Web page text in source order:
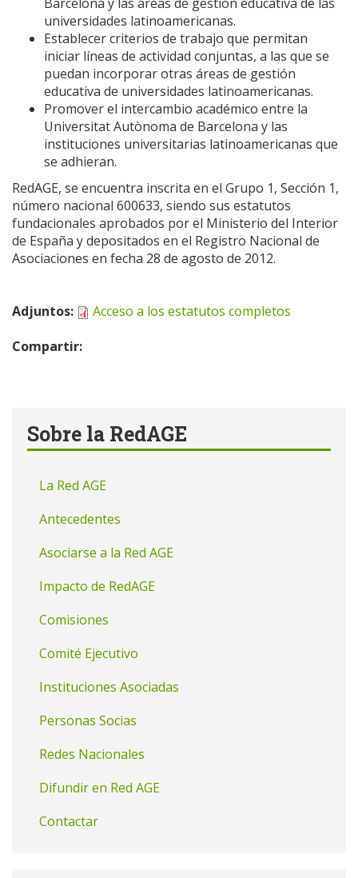
universidades latinoamericanas.
Establecer criterios de trabajo que permitan
iniciar líneas de actividad conjuntas, a las que se
puedan incorporar otras áreas de gestión
educativa de universidades latinoamericanas.
Promover el intercambio académico entre la
Universitat Autònoma de Barcelona y las
instituciones universitarias latinoamericanas que
se adhieran.
RedAGE, se encuentra inscrita en el Grupo 1, Sección 1,
número nacional 600633, siendo sus estatutos
fundacionales aprobados por el Ministerio del Interior
de España y depositados en el Registro Nacional de
Asociaciones en fecha 28 de agosto de 2012.
Adjuntos:
Acceso a los estatutos completos
Compartir:
Sobre la RedAGE
La Red AGE
Antecedentes
Asociarse a la Red AGE
Impacto de RedAGE
Comisiones
Comité Ejecutivo
Instituciones Asociadas
Personas Socias
Redes Nacionales
Difundir en Red AGE
Contactar